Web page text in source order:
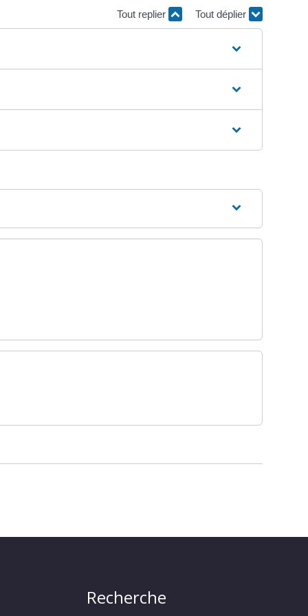
Tout replier Tout déplier
Recherche